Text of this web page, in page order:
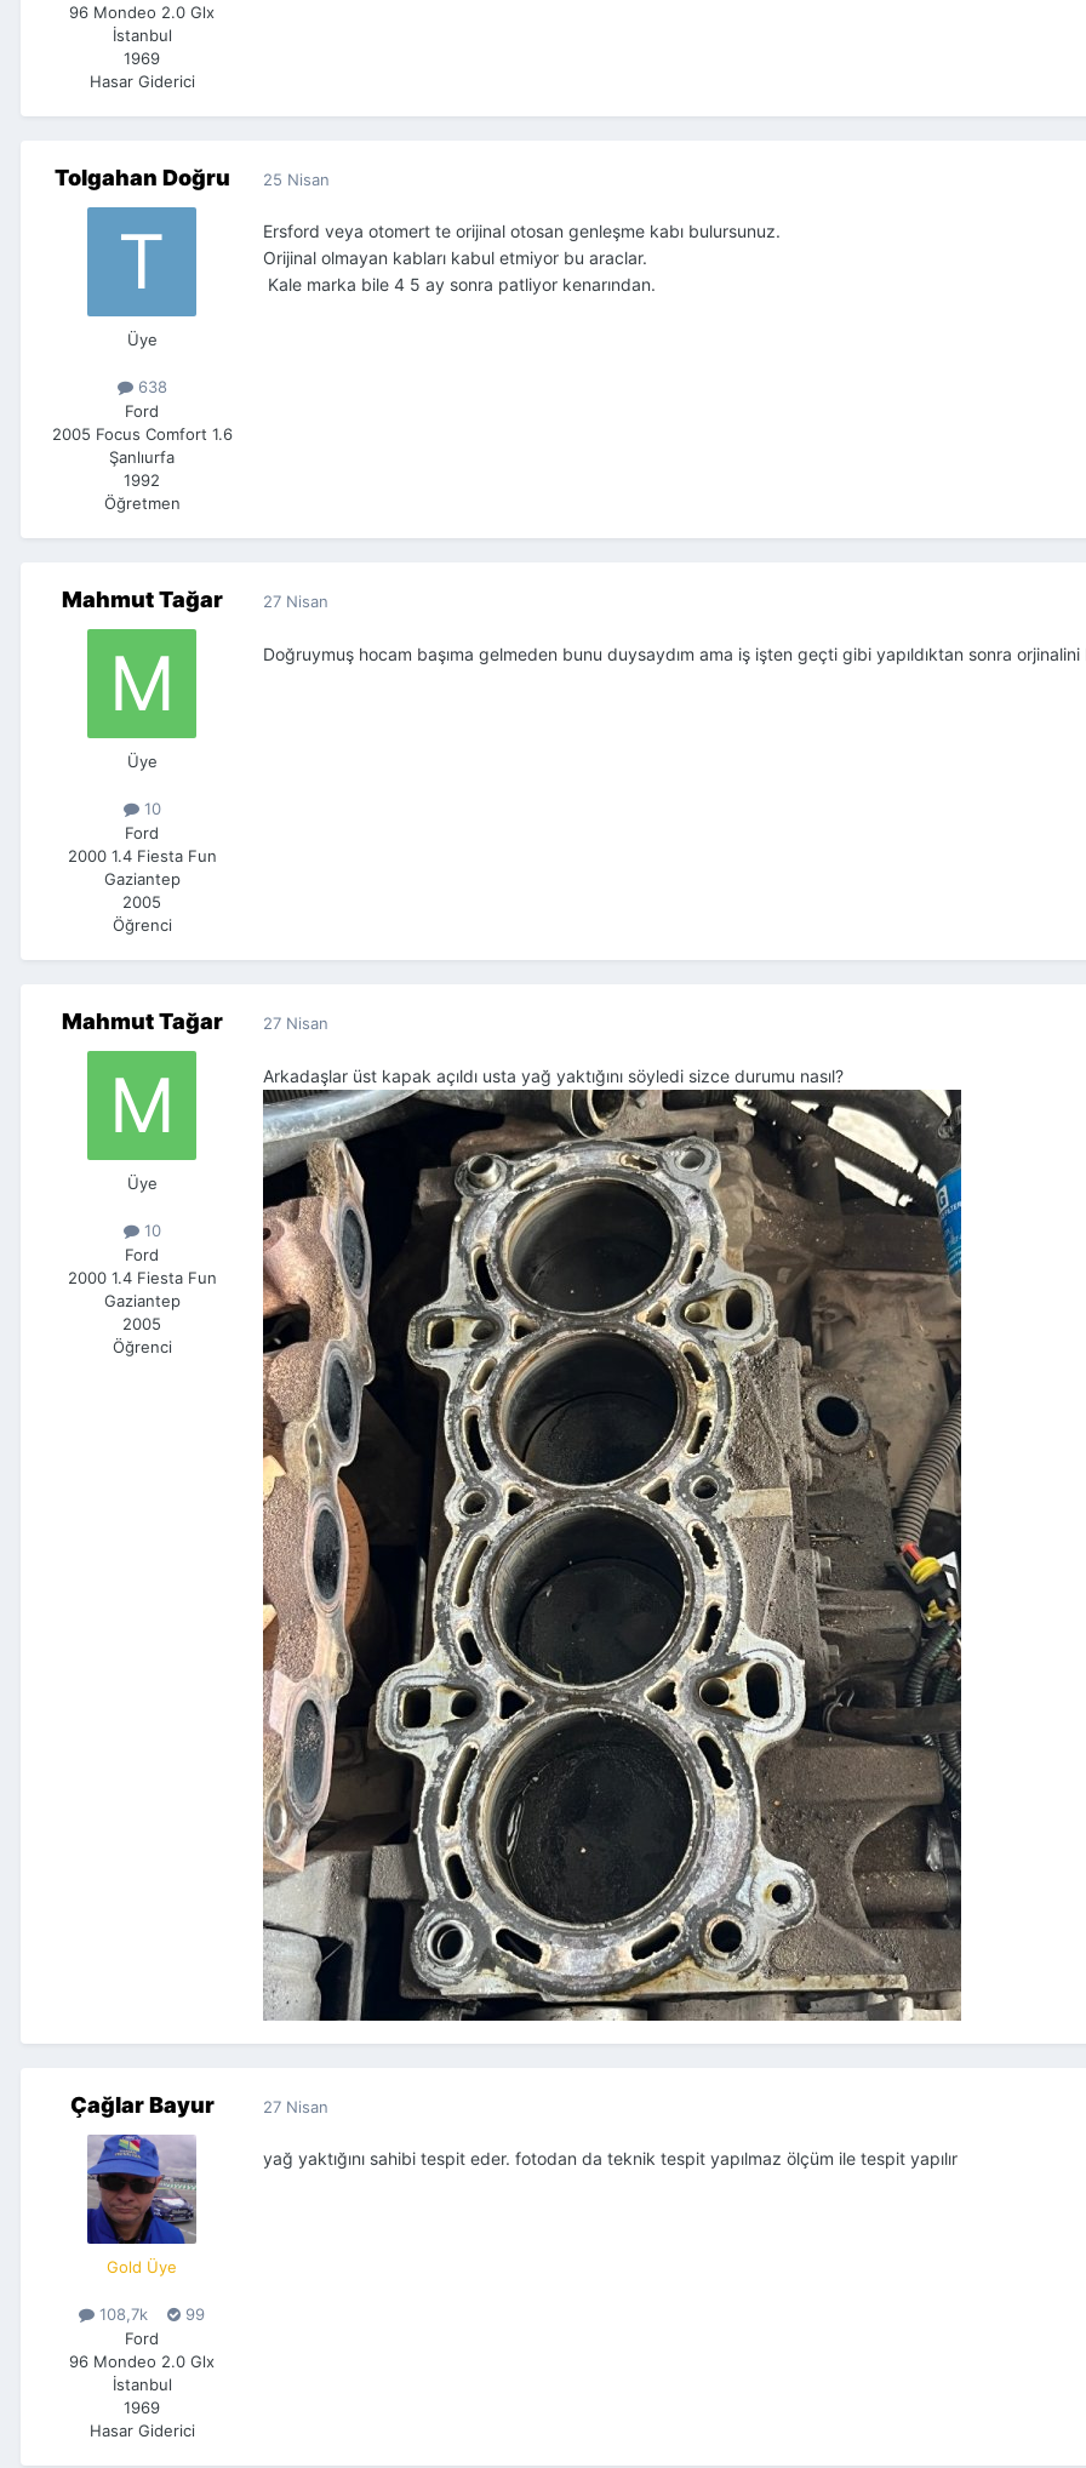
96 Mondeo 2.0 Glx
İstanbul
1969
Hasar Giderici
Tolgahan Doğru
Üye
638
Ford
2005 Focus Comfort 1.6
Şanlıurfa
1992
Öğretmen
25 Nisan
Ersford veya otomert te orijinal otosan genleşme kabı bulursunuz.
Orijinal olmayan kabları kabul etmiyor bu araclar.
Kale marka bile 4 5 ay sonra patliyor kenarından.
Mahmut Tağar
Üye
10
Ford
2000 1.4 Fiesta Fun
Gaziantep
2005
Öğrenci
27 Nisan
Doğruymuş hocam başıma gelmeden bunu duysaydım ama iş işten geçti gibi yapıldıktan sonra orjinalini
Mahmut Tağar
Üye
10
Ford
2000 1.4 Fiesta Fun
Gaziantep
2005
Öğrenci
27 Nisan
Arkadaşlar üst kapak açıldı usta yağ yaktığını söyledi sizce durumu nasıl?
Çağlar Bayur
Gold Üye
108,7k
99
Ford
96 Mondeo 2.0 Glx
İstanbul
1969
Hasar Giderici
27 Nisan
yağ yaktığını sahibi tespit eder. fotodan da teknik tespit yapılmaz ölçüm ile tespit yapılır